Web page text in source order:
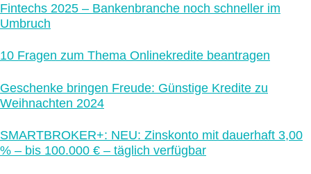
Fintechs 2025 – Bankenbranche noch schneller im
Umbruch
10 Fragen zum Thema Onlinekredite beantragen
Geschenke bringen Freude: Günstige Kredite zu
Weihnachten 2024
SMARTBROKER+: NEU: Zinskonto mit dauerhaft 3,00
% – bis 100.000 € – täglich verfügbar